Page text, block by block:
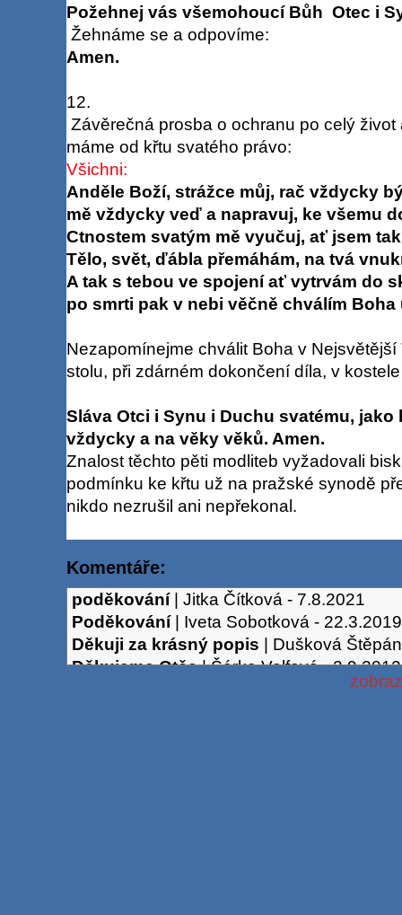
Požehnej vás všemohoucí Bůh Otec i
Žehnáme se a odpovíme:
Amen.
12.
Závěrečná prosba o ochranu po celý
máme od křtu svatého právo:
Všichni:
Anděle Boží, strážce můj, rač vždycky
mě vždycky veď a napravuj, ke všemu
Ctnostem svatým mě vyučuj, ať jsem
Tělo, svět, ďábla přemáhám, na tvá
A tak s tebou ve spojení ať vytrvám do
po smrti pak v nebi věčně chválím Boha
Nezapomínejme chválit Boha v
stolu, při zdárném dokončení díla, v
Sláva Otci i Synu i Duchu svatému,
vždycky a na věky věků. Amen.
Znalost těchto pěti modliteb vyžadovali
podmínku ke křtu už na pražské synodě
nikdo nezrušil ani nepřekonal.
Komentáře:
poděkování| Jitka Čítková - 7.8.2021
Poděkování| Iveta Sobotková - 22.3.2019
Děkuji za krásný popis | Dušková
Děkujeme Otče|Šárka Volfová-2.9.2012